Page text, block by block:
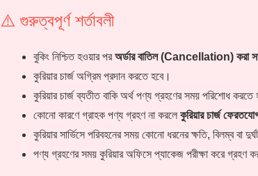
⚠️ গুরুত্বপূর্ণ শর্তাবলী
বুকিং নিশ্চিত হওয়ার পরঅর্ডার বাতিল (Cancellation) করা
কুরিয়ার চার্জ অগ্রিম প্রদান করতে হবে।
কুরিয়ার চার্জ ব্যতীত বাকি অর্থ পণ্য গ্রহণের সময় পরিশোধ করতে
কোনো কারণে গ্রাহক পণ্য গ্রহণ না করলে কুরিয়ার চার্জ
কুরিয়ার সার্ভিসে পরিবহনের সময় কোনো ধরনের ক্ষতি, বিলম্ব বা
পণ্য গ্রহণের সময় কুরিয়ার অফিসে প্যাকেজ পরীক্ষা করে গ্রহণ